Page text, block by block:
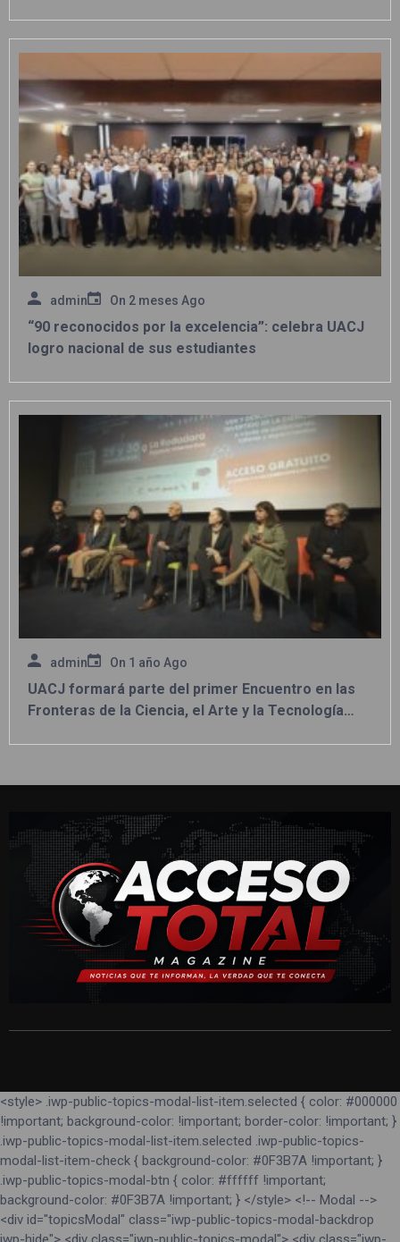
admin On 2 meses Ago
“90 reconocidos por la excelencia”: celebra UACJ
logro nacional de sus estudiantes
admin On 1 año Ago
UACJ formará parte del primer Encuentro en las
Fronteras de la Ciencia, el Arte y la Tecnología
<style> .iwp-public-topics-modal-list-item.selected { color: #000000
!important; background-color: !important; border-color: !important; }
.iwp-public-topics-modal-list-item.selected .iwp-public-topics-
modal-list-item-check { background-color: #0F3B7A !important; }
.iwp-public-topics-modal-btn { color: #ffffff !important;
background-color: #0F3B7A !important; } </style> <!-- Modal -->
<div id="topicsModal" class="iwp-public-topics-modal-backdrop